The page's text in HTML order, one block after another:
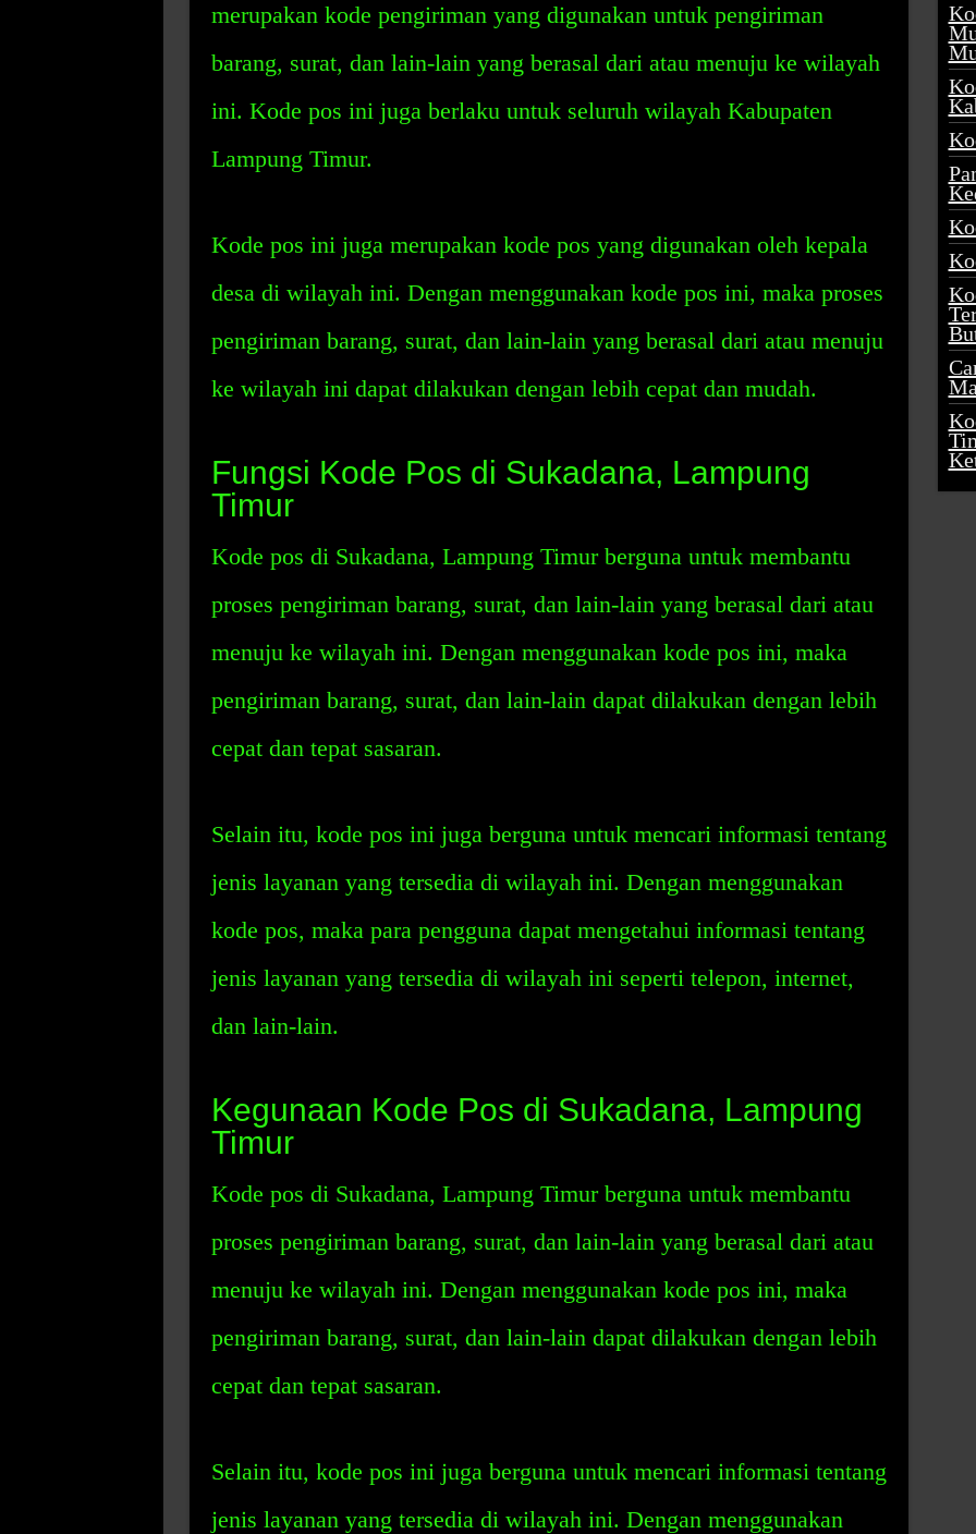
merupakan kode pengiriman yang digunakan untuk pengiriman
barang, surat, dan lain-lain yang berasal dari atau menuju ke wilayah
ini. Kode pos ini juga berlaku untuk seluruh wilayah Kabupaten
Lampung Timur.
Kode pos ini juga merupakan kode pos yang digunakan oleh kepala
desa di wilayah ini. Dengan menggunakan kode pos ini, maka proses
pengiriman barang, surat, dan lain-lain yang berasal dari atau menuju
ke wilayah ini dapat dilakukan dengan lebih cepat dan mudah.
Fungsi Kode Pos di Sukadana, Lampung
Timur
Kode pos di Sukadana, Lampung Timur berguna untuk membantu
proses pengiriman barang, surat, dan lain-lain yang berasal dari atau
menuju ke wilayah ini. Dengan menggunakan kode pos ini, maka
pengiriman barang, surat, dan lain-lain dapat dilakukan dengan lebih
cepat dan tepat sasaran.
Selain itu, kode pos ini juga berguna untuk mencari informasi tentang
jenis layanan yang tersedia di wilayah ini. Dengan menggunakan
kode pos, maka para pengguna dapat mengetahui informasi tentang
jenis layanan yang tersedia di wilayah ini seperti telepon, internet,
dan lain-lain.
Kegunaan Kode Pos di Sukadana, Lampung
Timur
Kode pos di Sukadana, Lampung Timur berguna untuk membantu
proses pengiriman barang, surat, dan lain-lain yang berasal dari atau
menuju ke wilayah ini. Dengan menggunakan kode pos ini, maka
pengiriman barang, surat, dan lain-lain dapat dilakukan dengan lebih
cepat dan tepat sasaran.
Selain itu, kode pos ini juga berguna untuk mencari informasi tentang
jenis layanan yang tersedia di wilayah ini. Dengan menggunakan